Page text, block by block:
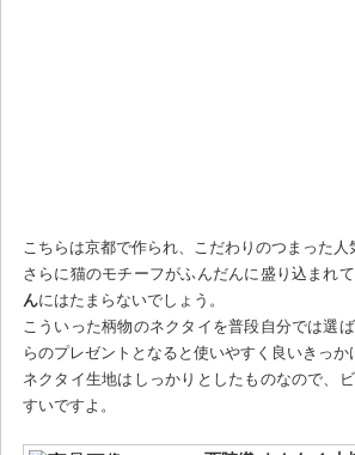
こちらは京都で作られ、こだわりのつまった人
さらに猫のモチーフがふんだんに盛り込まれて
んにはたまらないでしょう。
こういった柄物のネクタイを普段自分では選
らのプレゼントとなると使いやすく良いきっか
ネクタイ生地はしっかりとしたものなので、
すいですよ。